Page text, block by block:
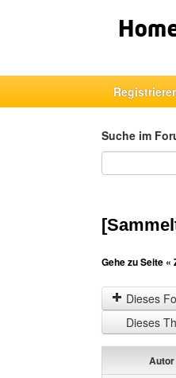
Suche im
Suche im Forum
Gehe zu Seite «
Dieses
Dieses
Autor